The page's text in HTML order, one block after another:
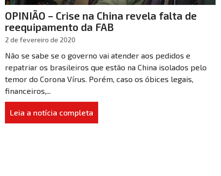
OPINIÃO – Crise na China revela falta de
reequipamento da FAB
2 de fevereiro de 2020
Não se sabe se o governo vai atender aos pedidos e
repatriar os brasileiros que estão na China isolados pelo
temor do Corona Vírus. Porém, caso os óbices legais,
financeiros,...
Leia a notícia completa